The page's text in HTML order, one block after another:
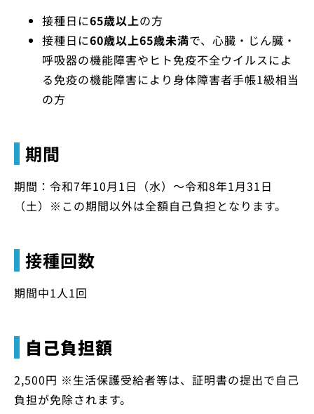
接種日に65歳以上の方
接種日に60歳以上65歳未満で、心臓・じん臓・
呼吸器の機能障害やヒト免疫不全ウイルスによ
る免疫の機能障害により身体障害者手帳1級相当
の方
期間
期間：令和7年10月1日（水）～令和8年1月31日
（土）※この期間以外は全額自己負担となります。
接種回数
期間中1人1回
自己負担額
2,500円 ※生活保護受給者等は、証明書の提出で自己
負担が免除されます。